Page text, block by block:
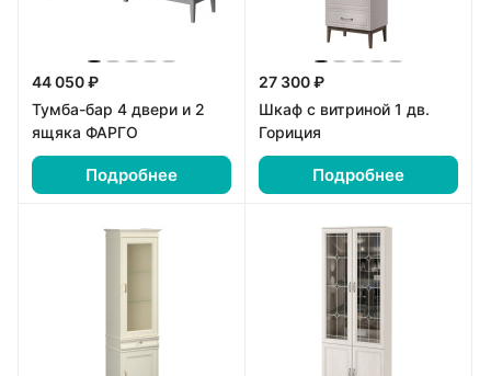
44 050 ₽
Тумба-бар 4 двери и 2
ящяка ФАРГО
Подробнее
27 300 ₽
Шкаф с витриной 1 дв.
Гориция
Подробнее